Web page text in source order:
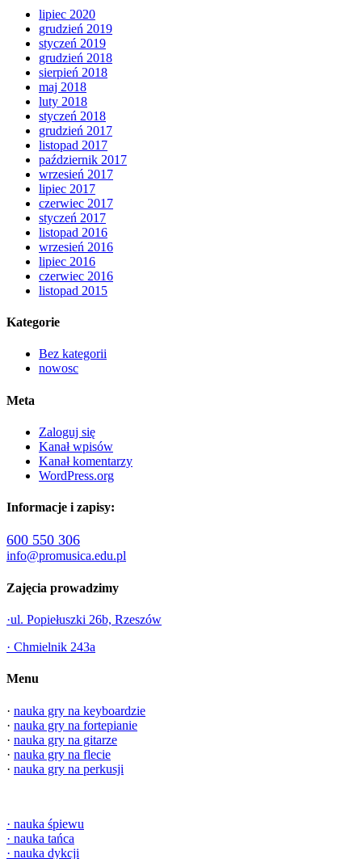
lipiec 2020
grudzień 2019
styczeń 2019
grudzień 2018
sierpień 2018
maj 2018
luty 2018
styczeń 2018
grudzień 2017
listopad 2017
październik 2017
wrzesień 2017
lipiec 2017
czerwiec 2017
styczeń 2017
listopad 2016
wrzesień 2016
lipiec 2016
czerwiec 2016
listopad 2015
Kategorie
Bez kategorii
nowosc
Meta
Zaloguj się
Kanał wpisów
Kanał komentarzy
WordPress.org
Informacje i zapisy:
600 550 306
info@promusica.edu.pl
Zajęcia prowadzimy
·ul. Popiełuszki 26b, Rzeszów
· Chmielnik 243a
Menu
· nauka gry na keyboardzie
· nauka gry na fortepianie
· nauka gry na gitarze
· nauka gry na flecie
· nauka gry na perkusji
· nauka śpiewu
· nauka tańca
· nauka dykcji